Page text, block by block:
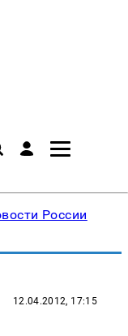
России
12.04.2012, 17:15